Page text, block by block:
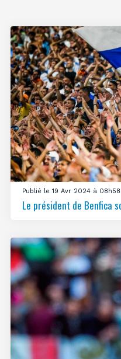
Publié le 19 Avr 2024 à 08h58
Le président de Benfica